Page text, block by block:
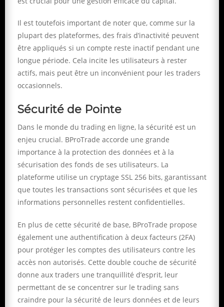
Il est toutefois important de noter que, comme sur la
plupart des plateformes, des frais d’inactivité peuvent
être appliqués si un compte reste inactif pendant une
longue période. Cela incite les utilisateurs à rester
actifs, mais peut être un inconvénient pour les traders
occasionnels.
Sécurité de Pointe
Dans le monde du trading en ligne, la sécurité est un
enjeu crucial. BProTrade accorde une grande
importance à la protection des données et à la
sécurisation des fonds de ses utilisateurs. La
plateforme utilise un cryptage SSL 256 bits, garantissant
que toutes les transactions sont sécurisées et que les
informations personnelles restent confidentielles.
En plus de cette sécurité de base, BProTrade propose
également une authentification à deux facteurs (2FA)
pour protéger les comptes des utilisateurs contre les
accès non autorisés. Cette double couche de sécurité
donne aux traders une tranquillité d’esprit, leur
permettant de se concentrer sur le trading sans
craindre pour la sécurité de leurs données et de leurs